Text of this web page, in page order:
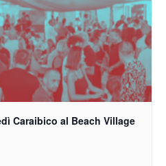
Caraibico al Beach Village